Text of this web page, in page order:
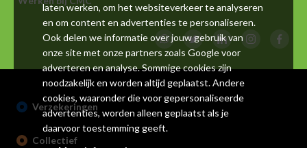
Verzekeringen
Collectief
laten werken, om het websiteverkeer te analyseren
en om content en advertenties te personaliseren.
Ook delen we informatie over jouw gebruik van
onze site met onze partners zoals Googlevoor
adverteren en analyse. Sommige cookies zijn
noodzakelijk en worden altijd geplaatst. Andere
cookies, waaronder die voor gepersonaliseerde
advertenties, worden alleen geplaatst als je
daarvoor toestemming geeft.